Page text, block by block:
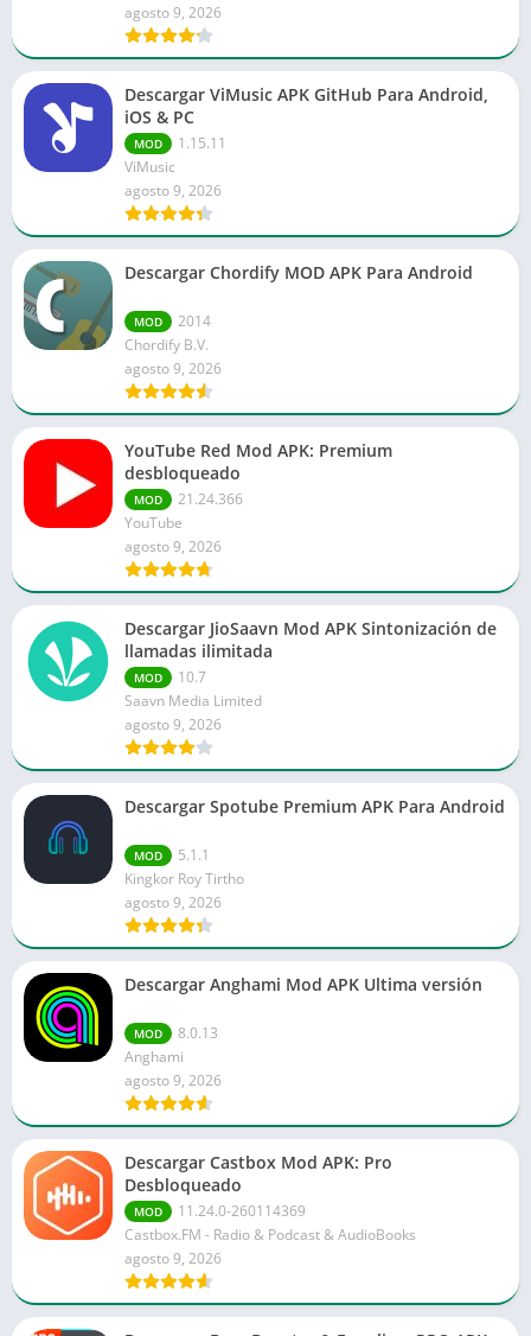
agosto 9, 2026
Descargar ViMusic APK GitHub Para Android,
iOS & PC
MOD
1.15.11
ViMusic
agosto 9, 2026
Descargar Chordify MOD APK Para Android
MOD
2014
Chordify B.V.
agosto 9, 2026
YouTube Red Mod APK: Premium
desbloqueado
MOD
21.24.366
YouTube
agosto 9, 2026
Descargar JioSaavn Mod APK Sintonización de
llamadas ilimitada
MOD
10.7
Saavn Media Limited
agosto 9, 2026
Descargar Spotube Premium APK Para Android
MOD
5.1.1
Kingkor Roy Tirtho
agosto 9, 2026
Descargar Anghami Mod APK Ultima versión
MOD
8.0.13
Anghami
agosto 9, 2026
Descargar Castbox Mod APK: Pro
Desbloqueado
MOD
11.24.0-260114369
Castbox.FM - Radio & Podcast & AudioBooks
agosto 9, 2026